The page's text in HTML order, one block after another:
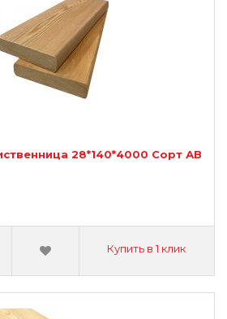
28*140*4000 Сорт АВ
Купить в 1 клик